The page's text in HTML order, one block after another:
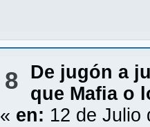
8 De jugón a
que Mafia o
« en: 12 de Julio